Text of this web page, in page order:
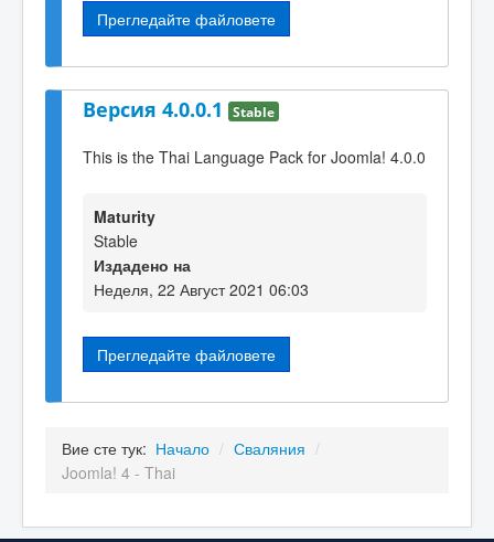
Прегледайте файловете
Версия 4.0.0.1 Stable
This is the Thai Language Pack for Joomla! 4.0.0
Maturity
Stable
Издадено на
Неделя, 22 Август 2021 06:03
Прегледайте файловете
Вие сте тук: Начало / Сваляния /
Joomla! 4 - Thai